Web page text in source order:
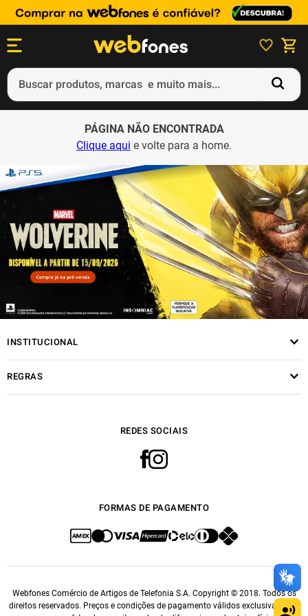
Buscar produtos, marcas e muito mais...
PÁGINA NÃO ENCONTRADA
Clique aqui e volte para a home.
INSTITUCIONAL
REGRAS
REDES SOCIAIS
FORMAS DE PAGAMENTO
Webfones Comércio de Artigos de Telefonia S.A. Copyright © 2018. Todos os
direitos reservados. Preços e condições de pagamento válidos exclusivamente
Termos mais buscados
3º
ps4
smartphone
5º notebook